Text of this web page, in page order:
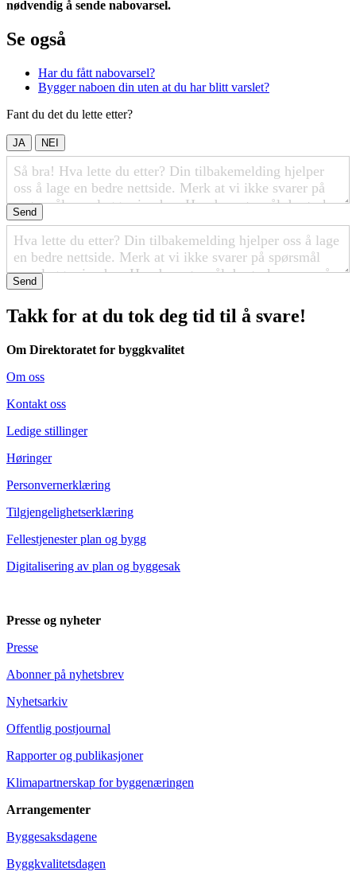
nødvendig å sende nabovarsel.
Se også
Har du fått nabovarsel?
Bygger naboen din uten at du har blitt varslet?
Fant du det du lette etter?
JA NEI
Send
Send
Takk for at du tok deg tid til å svare!
Om Direktoratet for byggkvalitet
Om oss
Kontakt oss
Ledige stillinger
Høringer
Personvernerklæring
Tilgjengelighetserklæring
Fellestjenester plan og bygg
Digitalisering av plan og byggesak
Presse og nyheter
Presse
Abonner på nyhetsbrev
Nyhetsarkiv
Offentlig postjournal
Rapporter og publikasjoner
Klimapartnerskap for byggenæringen
Arrangementer
Byggesaksdagene
Byggkvalitetsdagen